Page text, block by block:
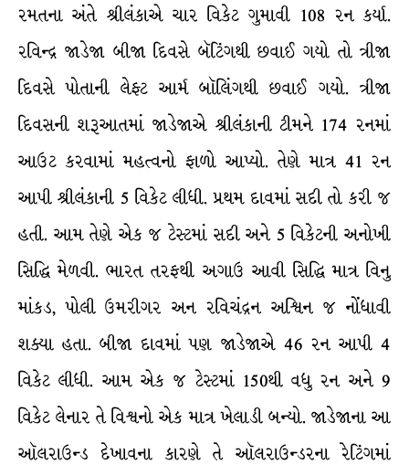
રમતના અંતે શ્રીલંકાએ ચાર વિકેટ ગુમાવી 108 રન કર્યા.
રવિન્દ્ર જાડેજા બીજા દિવસે બૅટિંગથી છવાઈ ગયો તો ત્રીજા
દિવસે પોતાની લેફ્ટ આર્મ બૉલિંગથી છવાઈ ગયો. ત્રીજા
દિવસની શરૂઆતમાં જાડેજાએ શ્રીલંકાની ટીમને 174 રનમાં
આઉટ કરવામાં મહત્વનો ફાળો આપ્યો. તેણે માત્ર 41 રન
આપી શ્રીલંકાની 5 વિકેટ લીધી. પ્રથમ દાવમાં સદી તો કરી જ
હતી. આમ તેણે એક જ ટેસ્ટમાં સદી અને 5 વિકેટની અનોખી
સિદ્ધિ મેળવી. ભારત તરફથી અગાઉ આવી સિદ્ધિ માત્ર વિનુ
માંકડ, પોલી ઉમરીગર અન રવિચંદ્રન અશ્વિન જ નોંધાવી
શક્યા હતા. બીજા દાવમાં પણ જાડેજાએ 46 રન આપી 4
વિકેટ લીધી. આમ એક જ ટેસ્ટમાં 150થી વધુ રન અને 9
વિકેટ લેનાર તે વિશ્વનો એક માત્ર ખેલાડી બન્યો. જાડેજાના આ
ઑલરાઉન્ડ દેખાવના કારણે તે ઑલરાઉન્ડરના રેટિંગમાં